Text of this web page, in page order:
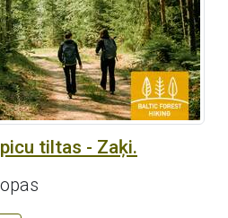
tiltas - Zaķi.